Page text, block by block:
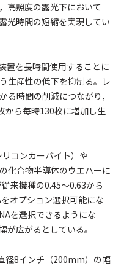
高照度の露光下において
光時間の短縮を実現してい
置を長時間使用することに
生産性の低下を抑制る。レ
る時間の削減につながり，
から毎時130枚に増加し生
コンカーバイト）や
化合物半導体のウエハーに
来機種の0.45～0.63から
オプション選択可能にな
を選択できるようにな
が広がるとしている。
径8インチ（200mm）の幅